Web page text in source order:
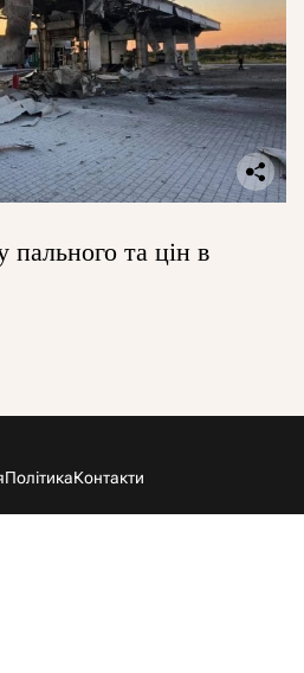
пального та цін в
ПолітикаКонтакти